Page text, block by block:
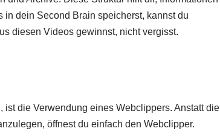
dein Second Brain speicherst, kannst du
diesen Videos gewinnst, nicht vergisst.
die Verwendung eines Webclippers. Anstatt die
öffnest du einfach den Webclipper.